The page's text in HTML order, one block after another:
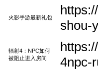
火影手游最新礼包
shou-
辐射4：NPC如何
被阻止进入房间
4npc-